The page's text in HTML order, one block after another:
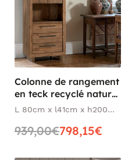
Colonne de rangement
en teck recyclé naturel
KERALA
L 80cm x l41cm x h200
939,00€798,15€